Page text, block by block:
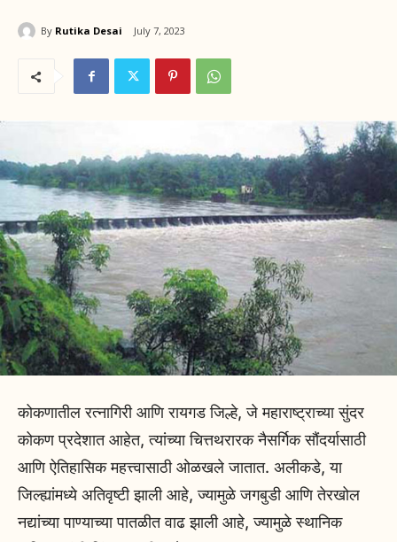
By Rutika Desai July 7, 2023
कोकणातील रत्नागिरी आणि रायगड जिल्हे, जे महाराष्ट्राच्या सुंदर
कोकण प्रदेशात आहेत, त्यांच्या चित्तथरारक नैसर्गिक सौंदर्यासाठी
आणि ऐतिहासिक महत्त्वासाठी ओळखले जातात. अलीकडे, या
जिल्ह्यांमध्ये अतिवृष्टी झाली आहे, ज्यामुळे जगबुडी आणि तेरखोल
नद्यांच्या पाण्याच्या पातळीत वाढ झाली आहे, ज्यामुळे स्थानिक